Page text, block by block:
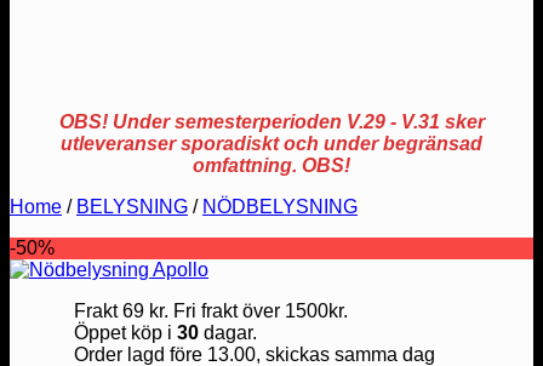
OBS! Under semesterperioden V.29 - V.31 sker
utleveranser sporadiskt och under begränsad
omfattning. OBS!
Home / BELYSNING / NÖDBELYSNING
-50%
Frakt 69 kr. Fri frakt över 1500kr.
Öppet köp i 30dagar.
Order lagd före 13.00, skickas samma dag